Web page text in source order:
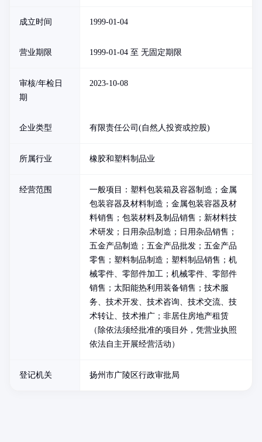
成立时间 1999-01-04
营业期限 1999-01-04 至 无固定期限
审核/年检日
期
2023-10-08
企业类型 有限责任公司(自然人投资或控股)
所属行业 橡胶和塑料制品业
经营范围
一般项目：塑料包装箱及容器制造；金属
包装容器及材料制造；金属包装容器及材
料销售；包装材料及制品销售；新材料技
术研发；日用杂品制造；日用杂品销售；
五金产品制造；五金产品批发；五金产品
零售；塑料制品制造；塑料制品销售；机
械零件、零部件加工；机械零件、零部件
销售；太阳能热利用装备销售；技术服
务、技术开发、技术咨询、技术交流、技
术转让、技术推广；非居住房地产租赁
（除依法须经批准的项目外，凭营业执照
依法自主开展经营活动）
登记机关 扬州市广陵区行政审批局